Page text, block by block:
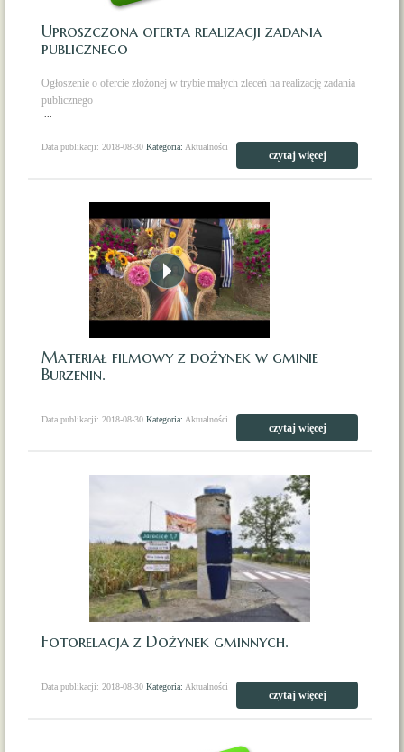
Uproszczona oferta realizacji zadania
publicznego
Ogłoszenie o ofercie złożonej w trybie małych zleceń na realizację zadania
publicznego
czytaj więcej
Data publikacji: 2018-08-30 Kategoria: Aktualności
Materiał filmowy z dożynek w gminie
Burzenin.
czytaj więcej
Data publikacji: 2018-08-30 Kategoria: Aktualności
Fotorelacja z Dożynek gminnych.
czytaj więcej
Data publikacji: 2018-08-30 Kategoria: Aktualności